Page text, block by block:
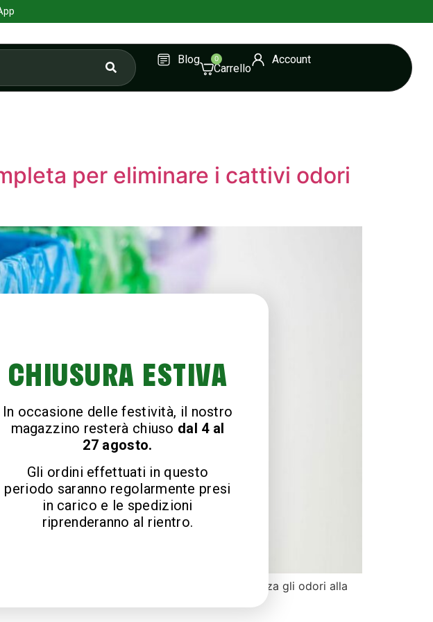
Blog 0 Account
per eliminare i cattivi odori
di Biosmel, bioattivatore ecologico che neutralizza gli odori alla
CHIUSURA ESTIVA
In occasione delle festività, il nostro
magazzino resterà chiuso dal 4 al
27 agosto.
Gli ordini effettuati in questo
periodo saranno regolarmente presi
in carico e le spedizioni
riprenderanno al rientro.